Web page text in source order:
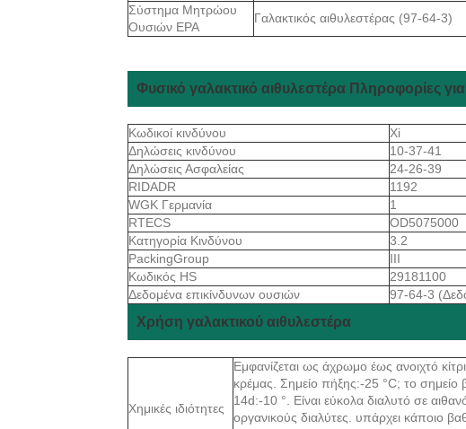
Σύστημα Μητρώου
Ουσιών EPA
Γαλακτικός αιθυλεστέρας (97-64-3)
Φυσικό γαλακτικό αιθυλεστέρα Πληροφορίες
Κωδικοί κινδύνου
Xi
Δηλώσεις κινδύνου
10-37-41
Δηλώσεις Ασφαλείας
24-26-39
RIDADR
1192
WGK Γερμανία
1
RTECS
OD5075000
Κατηγορία Κινδύνου
3.2
PackingGroup
III
Κωδικός HS
29181100
Δεδομένα επικίνδυνων ουσιών
97-64-3
Χρήση γαλακτικού αιθυλεστέρα
Χημικές ιδιότητες
Εμφανίζεται ως άχρωμο έως ανοιχτό
κρέμας. Σημείο πήξης:-25 °C; το
14d:-10 °. Είναι εύκολα διαλυτό σε
οργανικούς διαλύτες. υπάρχει κάποιο